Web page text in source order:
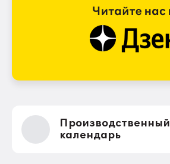
Производственный
календарь